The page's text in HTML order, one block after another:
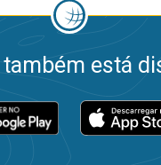
está